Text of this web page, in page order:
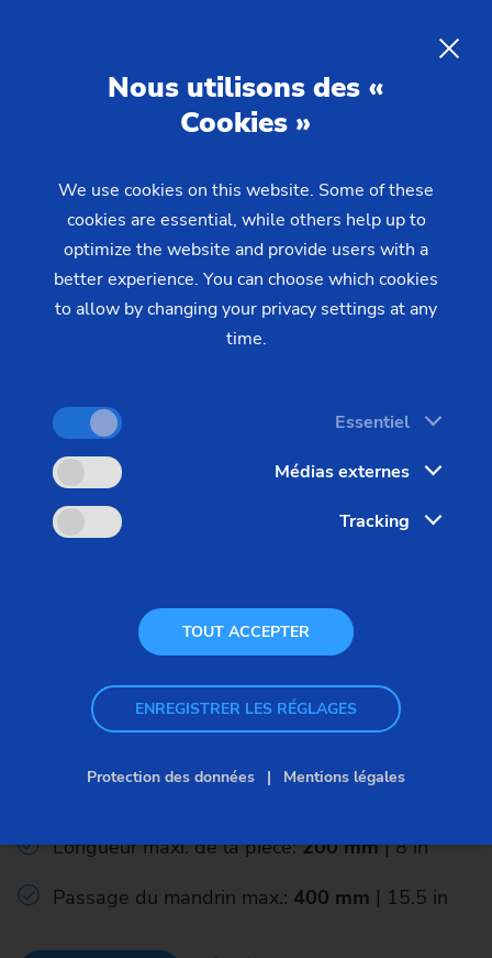
Produits & Services Machines
Tours
Pièces prises en mandrin – VLC/VSC/VST
VLC 350 GT
VLC/VSC/VST
VLC 350 GT
Longueur maxi. de la pièce:200 mm| 8 in
Passage du mandrin max.: 400 mm | 15.5 in
Nous utilisons des «
Cookies »
We use cookies on this website. Some of these
cookies are essential, while others help up to
optimize the website and provide users with a
better experience. You can choose which cookies
to allow by changing your privacy settings at any
time.
Essentiel
Médias externes
Tracking
TOUT ACCEPTER
ENREGISTRER LES RÉGLAGES
Protection des données Mentions légales